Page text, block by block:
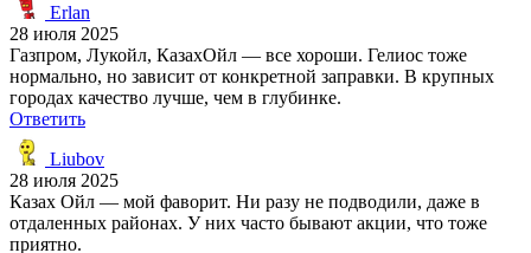
Erlan
28 июля 2025
Газпром, Лукойл, КазахОйл — все хороши. Гелиос тоже
нормально, но зависит от конкретной заправки. В крупных
городах качество лучше, чем в глубинке.
Ответить
Liubov
28 июля 2025
Казах Ойл — мой фаворит. Ни разу не подводили, даже в
отдаленных районах. У них часто бывают акции, что тоже
приятно.